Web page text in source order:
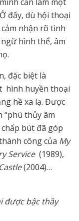
đấy, dù hội thoại
nhận rõ tình
hình thể, âm
đặc biệt là
hình huyền thoại
hề xa lạ. Được
“phù thủy âm
bút đã góp
công của My
Service(1989),
(2004)…
được bậc thầy